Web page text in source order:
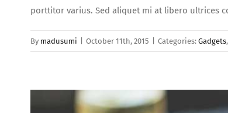
porttitor varius. Sed aliquet mi at libero ultrices
By madusumi October 11th, 2015 Categories: Gadgets,